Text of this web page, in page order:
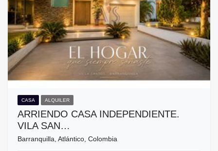
CASA ALQUILER
ARRIENDO CASA INDEPENDIENTE.
VILA SAN…
Barranquilla, Atlántico, Colombia